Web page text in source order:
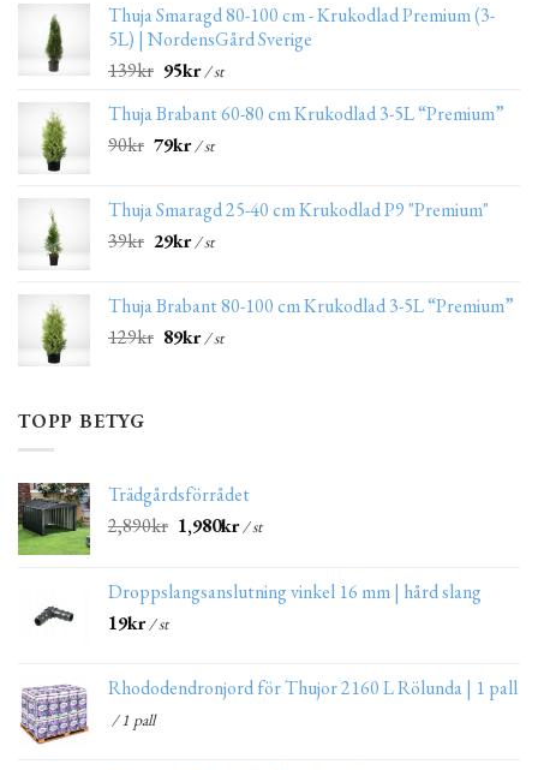
Thuja Smaragd 80-100 cm - Krukodlad Premium (3-
5L) | NordensGård Sverige
139kr 95kr/ st
Thuja Brabant 60-80 cm Krukodlad 3-5L “Premium”
90kr 79kr/ st
Thuja Smaragd 25-40 cm Krukodlad P9 "Premium"
39kr 29kr/ st
Thuja Brabant 80-100 cm Krukodlad 3-5L “Premium”
129kr 89kr/ st
TOPP BETYG
Trädgårdsförrådet
2,890kr 1,980kr/ st
Droppslangsanslutning vinkel 16 mm | hård slang
19kr/ st
Rhododendronjord för Thujor 2160 L Rölunda | 1 pall
/ 1 pall